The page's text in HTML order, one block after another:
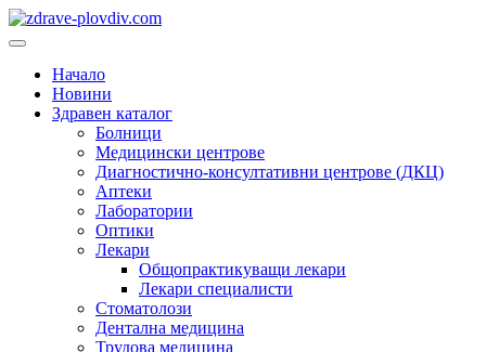
Преминете
към
Основно
Начало
Новини
Здравен каталог
Болници
Медицински центрове
Диагностично-консултативни центрове (ДКЦ)
Аптеки
Лаборатории
Оптики
Лекари
Общопрактикуващи лекари
Лекари специалисти
Стоматолози
Дентална медицина
Трудова медицина